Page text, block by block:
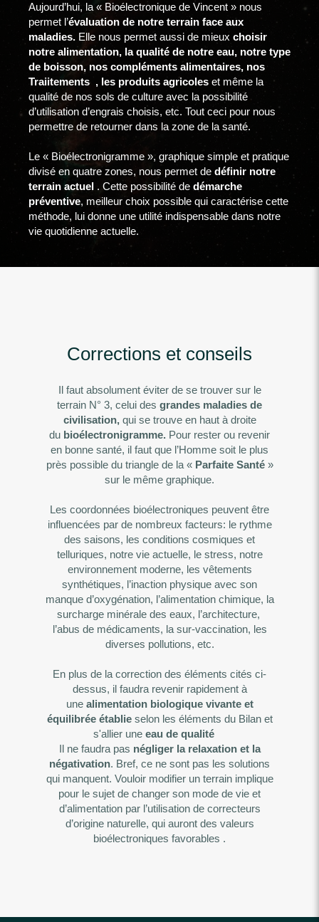
Aujourd’hui, la « Bioélectronique de Vincent » nous
permet l’évaluation de notre terrain face aux
maladies. Elle nous permet aussi de mieux choisir
notre alimentation, la qualité de notre eau, notre type
de boisson, nos compléments alimentaires, nos
Traiitements , les produits agricoles et même la
qualité de nos sols de culture avec la possibilité
d’utilisation d’engrais choisis, etc. Tout ceci pour nous
permettre de retourner dans la zone de la santé.
Le « Bioélectronigramme », graphique simple et pratique
divisé en quatre zones, nous permet de définir notre
terrain actuel . Cette possibilité de démarche
préventive, meilleur choix possible qui caractérise cette
méthode, lui donne une utilité indispensable dans notre
vie quotidienne actuelle.
Corrections et conseils
Il faut absolument éviter de se trouver sur le
terrain N° 3, celui des grandes maladies de
civilisation, qui se trouve en haut à droite
du bioélectronigramme. Pour rester ou revenir
en bonne santé, il faut que l’Homme soit le plus
près possible du triangle de la « Parfaite Santé»
sur le même graphique.
Les coordonnées bioélectroniques peuvent être
influencées par de nombreux facteurs: le rythme
des saisons, les conditions cosmiques et
telluriques, notre vie actuelle, le stress, notre
environnement moderne, les vêtements
synthétiques, l’inaction physique avec son
manque d’oxygénation, l’alimentation chimique, la
surcharge minérale des eaux, l’architecture,
l’abus de médicaments, la sur-vaccination, les
diverses pollutions, etc.
En plus de la correction des éléments cités ci-
dessus, il faudra revenir rapidement à
une alimentation biologique vivante et
équilibrée établie selon les éléments du Bilan et
s'allier une eau de qualité
Il ne faudra pas négliger la relaxation et la
négativation. Bref, ce ne sont pas les solutions
qui manquent. Vouloir modifier un terrain implique
pour le sujet de changer son mode de vie et
d’alimentation par l’utilisation de correcteurs
d’origine naturelle, qui auront des valeurs
bioélectroniques favorables .